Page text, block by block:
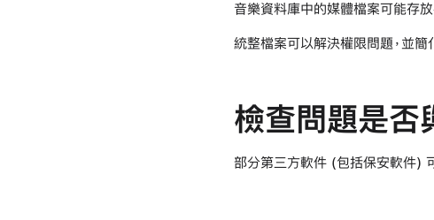
音樂資料庫中的媒體檔案可能存放
統整檔案可以解決權限問題，並簡
檢查問題是否
部分第三方軟件 (包括保安軟件)